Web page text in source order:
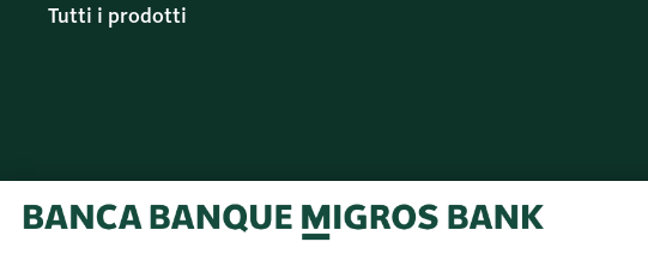
Tutti i prodotti
© 2026 Banca Migros